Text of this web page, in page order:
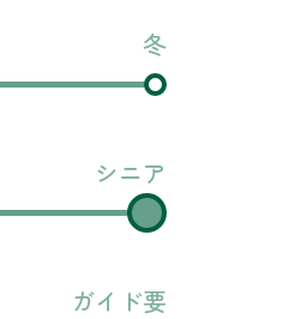
冬
シニア
ガイド要